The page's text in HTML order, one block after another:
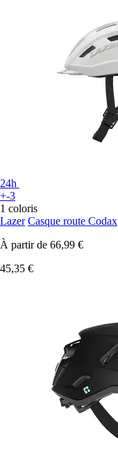
24h
+-3
1 coloris
Lazer Casque route Codax
À partir de 66,99 €
45,35 €